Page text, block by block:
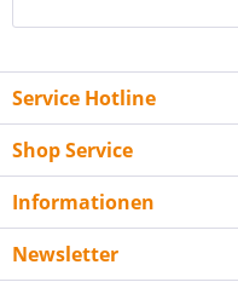
Service Hotline
Shop Service
Informationen
Newsletter